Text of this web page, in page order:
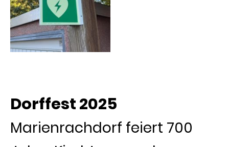
Dorffest 2025
Marienrachdorf feiert 700